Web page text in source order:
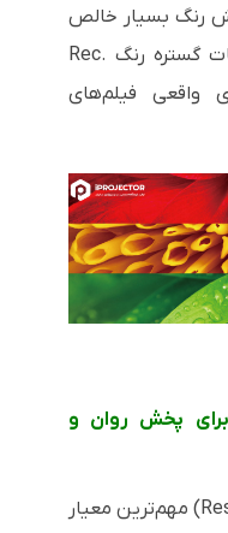
رنگ بسیار خالص
گستره رنگ Rec.
واقعی فیلم‌های
پخش روان و
) مهم‌ترین معیار